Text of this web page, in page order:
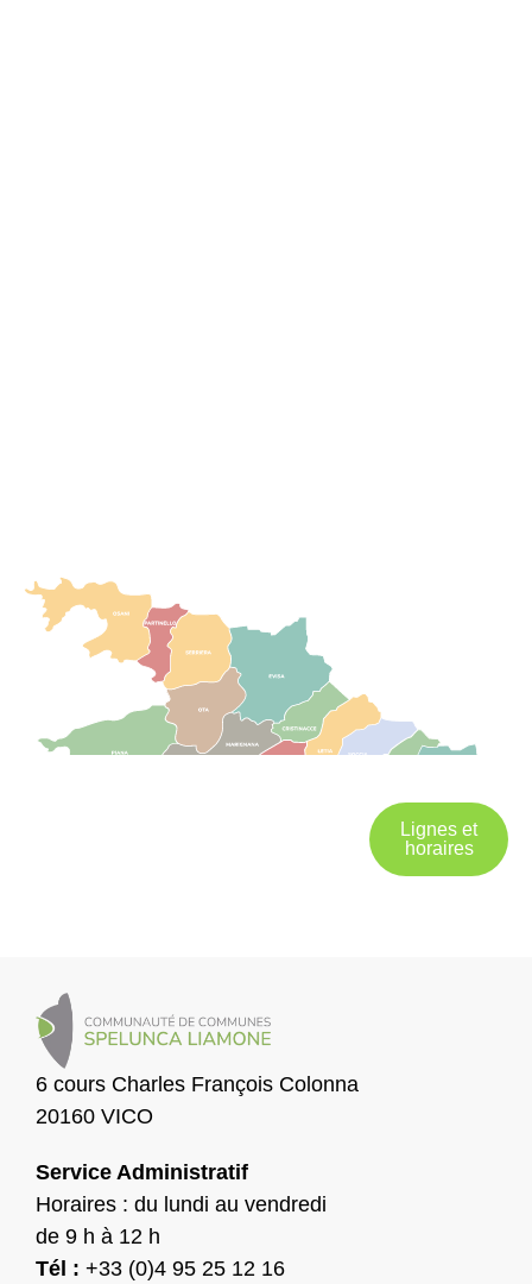
Lignes et
horaires
6 cours Charles François Colonna
20160 VICO
Service Administratif
Horaires : du lundi au vendredi
de 9 h à 12 h
Tél : +33 (0)4 95 25 12 16